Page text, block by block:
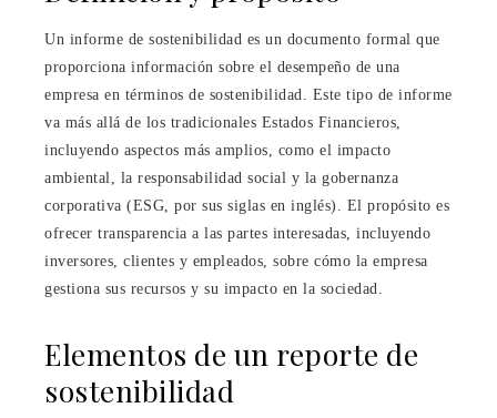
Un informe de sostenibilidad es un documento formal que
proporciona información sobre el desempeño de una
empresa en términos de sostenibilidad. Este tipo de informe
va más allá de los tradicionales Estados Financieros,
incluyendo aspectos más amplios, como el impacto
ambiental, la responsabilidad social y la gobernanza
corporativa (ESG, por sus siglas en inglés). El propósito es
ofrecer transparencia a las partes interesadas, incluyendo
inversores, clientes y empleados, sobre cómo la empresa
gestiona sus recursos y su impacto en la sociedad.
Elementos de un reporte de
sostenibilidad